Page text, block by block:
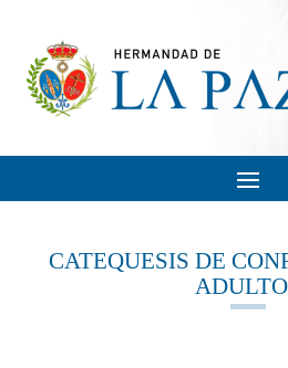
CATEQUESIS DE